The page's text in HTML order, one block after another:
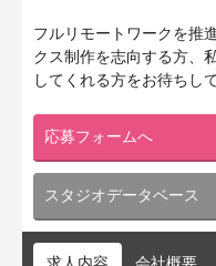
フルリモートワークを推
クス制作を志向する⽅、
してくれる⽅をお待ちし
応募フォームへ
スタジオデータベース